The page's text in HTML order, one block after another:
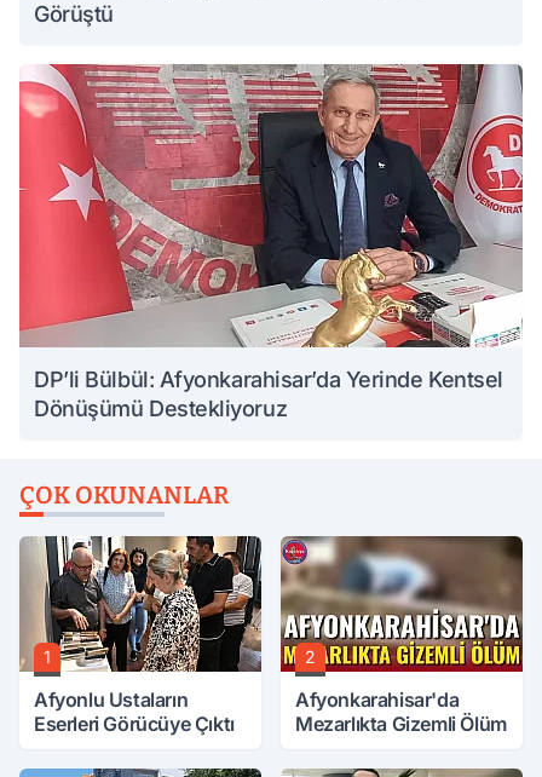
Görüştü
DP’li Bülbül: Afyonkarahisar’da Yerinde Kentsel
Dönüşümü Destekliyoruz
ÇOK OKUNANLAR
1
Afyonlu Ustaların
Eserleri Görücüye Çıktı
2
Afyonkarahisar'da
Mezarlıkta Gizemli Ölüm